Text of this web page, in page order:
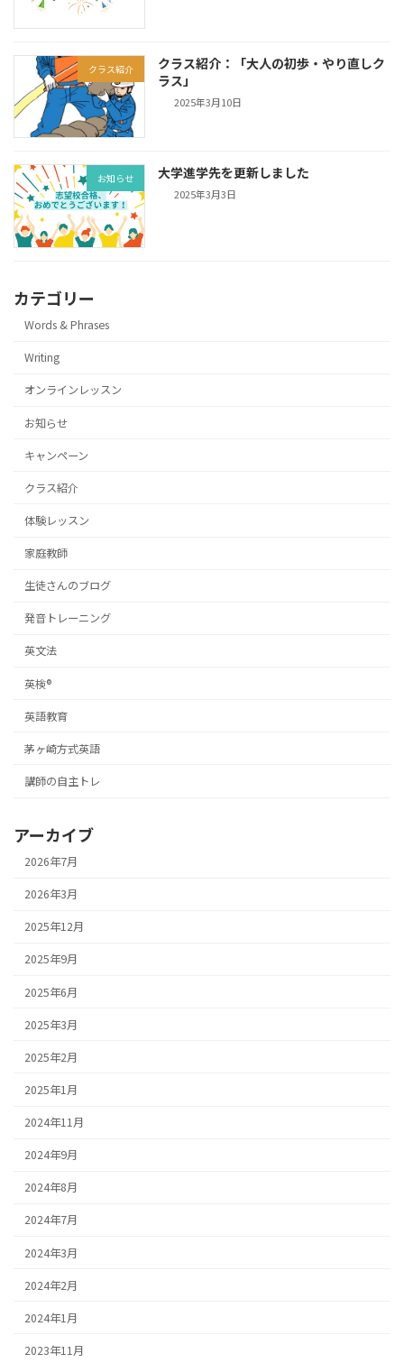
クラス紹介
クラス紹介：「大人の初歩・やり直しク
ラス」
2025年3月10日
お知らせ 大学進学先を更新しました
2025年3月3日
カテゴリー
Words & Phrases
Writing
オンラインレッスン
お知らせ
キャンペーン
クラス紹介
体験レッスン
家庭教師
生徒さんのブログ
発音トレーニング
英文法
英検®
英語教育
茅ヶ崎方式英語
講師の自主トレ
アーカイブ
2026年7月
2026年3月
2025年12月
2025年9月
2025年6月
2025年3月
2025年2月
2025年1月
2024年11月
2024年9月
2024年8月
2024年7月
2024年3月
2024年2月
2024年1月
2023年11月